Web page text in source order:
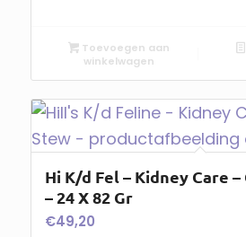
Toevoegen aan
winkelwagen
Hi K/d Fel – Kidney Care
– 24 X 82 Gr
€49,20